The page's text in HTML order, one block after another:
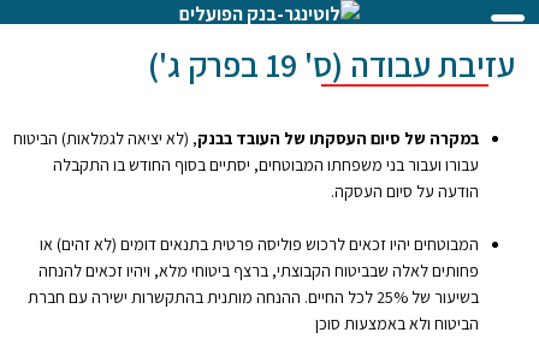
עזיבת עבודה (ס' 19 בפרק ג')
במקרה של סיום העסקתו של העובד בבנק, (לא יציאה לגמלאות) הביטוח
עבורו ועבור בני משפחתו המבוטחים, יסתיים בסוף החודש בו התקבלה
הודעה על סיום העסקה.
המבוטחים יהיו זכאים לרכוש פוליסה פרטית בתנאים דומים (לא זהים) או
פחותים לאלה שבביטוח הקבוצתי, ברצף ביטוחי מלא, ויהיו זכאים להנחה
בשיעור של 25% לכל החיים. ההנחה מותנית בהתקשרות ישירה עם חברת
הביטוח ולא באמצעות סוכן